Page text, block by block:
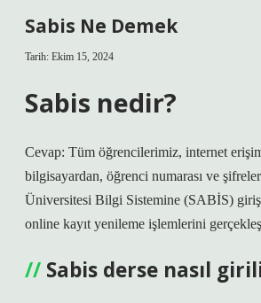
Sabis Ne Demek
Tarih: Ekim 15, 2024
Sabis nedir?
Cevap: Tüm öğrencilerimiz, internet
bilgisayardan, öğrenci numarası ve
Üniversitesi Bilgi Sistemine (SABİS) giriş
online kayıt yenileme işlemlerini
Sabis derse nasıl